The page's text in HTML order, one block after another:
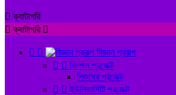
 ক্যাটাগরি
 ক্যাটাগরি 
 
বিজ্ঞান প্রকল্প
  সিম্পল প্রজেক্ট
শিশুদের প্রজেক্ট
  ইউনিভার্সিটি প্রজেক্ট